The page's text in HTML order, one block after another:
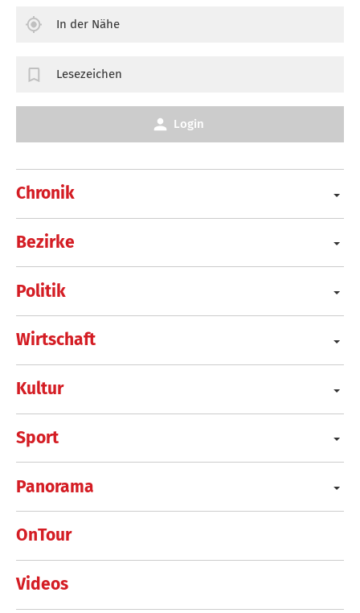
Chronik
Bezirke
Politik
Wirtschaft
Kultur
Sport
Panorama
OnTour
Videos
In der Nähe
Lesezeichen
Login